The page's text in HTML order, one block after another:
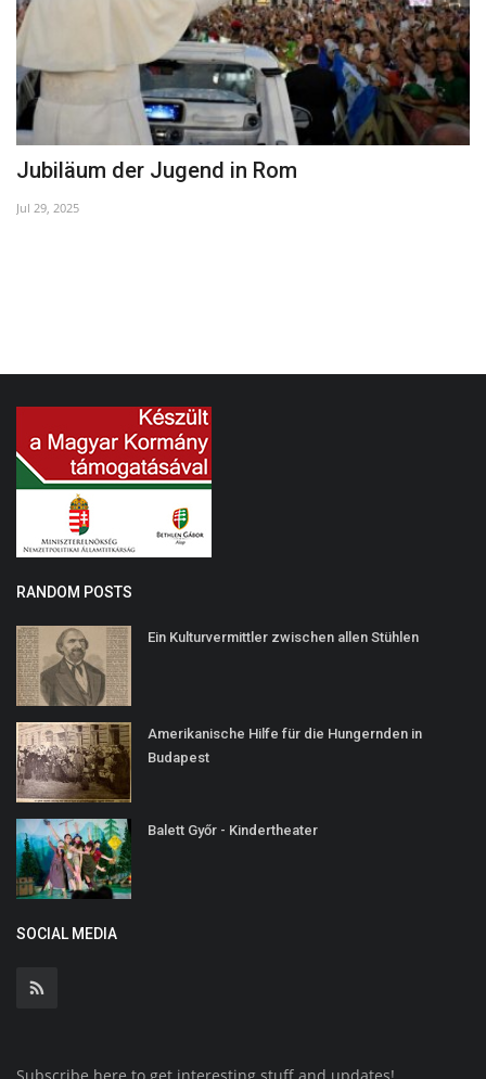
Jubiläum der Jugend in Rom
Jul 29, 2025
RANDOM POSTS
Ein Kulturvermittler zwischen allen Stühlen
Amerikanische Hilfe für die Hungernden in
Budapest
Balett Győr - Kindertheater
SOCIAL MEDIA